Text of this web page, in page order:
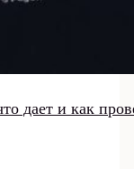
дает и как